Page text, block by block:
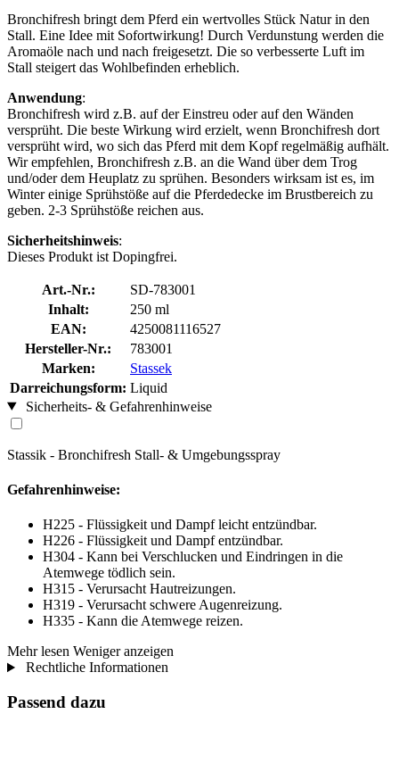
Bronchifresh bringt dem Pferd ein wertvolles Stück Natur in den
Stall. Eine Idee mit Sofortwirkung! Durch Verdunstung werden die
Aromaöle nach und nach freigesetzt. Die so verbesserte Luft im
Stall steigert das Wohlbefinden erheblich.
Anwendung:
Bronchifresh wird z.B. auf der Einstreu oder auf den Wänden
versprüht. Die beste Wirkung wird erzielt, wenn Bronchifresh dort
versprüht wird, wo sich das Pferd mit dem Kopf regelmäßig aufhält.
Wir empfehlen, Bronchifresh z.B. an die Wand über dem Trog
und/oder dem Heuplatz zu sprühen. Besonders wirksam ist es, im
Winter einige Sprühstöße auf die Pferdedecke im Brustbereich zu
geben. 2-3 Sprühstöße reichen aus.
Sicherheitshinweis:
Dieses Produkt ist Dopingfrei.
Art.-Nr.:
SD-783001
Inhalt:
250 ml
EAN:
4250081116527
Hersteller-Nr.:
783001
Marken:
Stassek
Darreichungsform: Liquid
Sicherheits- & Gefahrenhinweise
Stassik - Bronchifresh Stall- & Umgebungsspray
Gefahrenhinweise:
H225 - Flüssigkeit und Dampf leicht entzündbar.
H226 - Flüssigkeit und Dampf entzündbar.
H304 - Kann bei Verschlucken und Eindringen in die
Atemwege tödlich sein.
H315 - Verursacht Hautreizungen.
H319 - Verursacht schwere Augenreizung.
H335 - Kann die Atemwege reizen.
Mehr lesen Weniger anzeigen
Rechtliche Informationen
Passend dazu